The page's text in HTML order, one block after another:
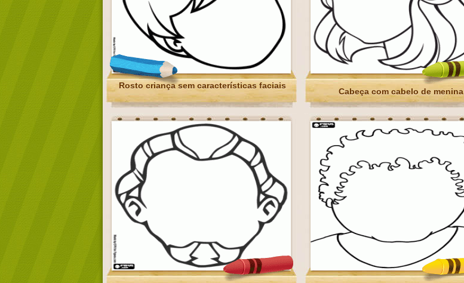
Rosto criança sem características faciais
Cabeça com cabelo de menina